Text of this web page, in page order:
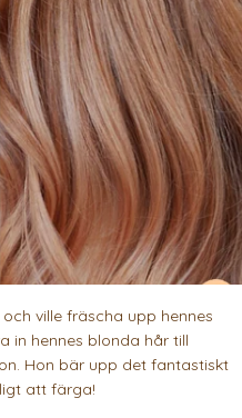
ville fräscha upp hennes
in hennes blonda hår till
Hon bär upp det fantastiskt
att färga!